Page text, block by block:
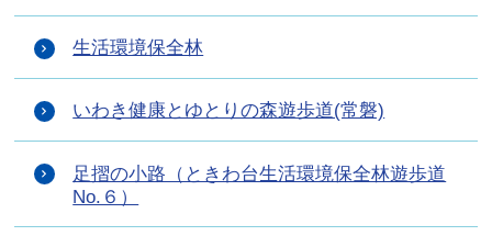
生活環境保全林
いわき健康とゆとりの森遊歩道(常磐)
足摺の小路（ときわ台生活環境保全林遊歩道
No.６）